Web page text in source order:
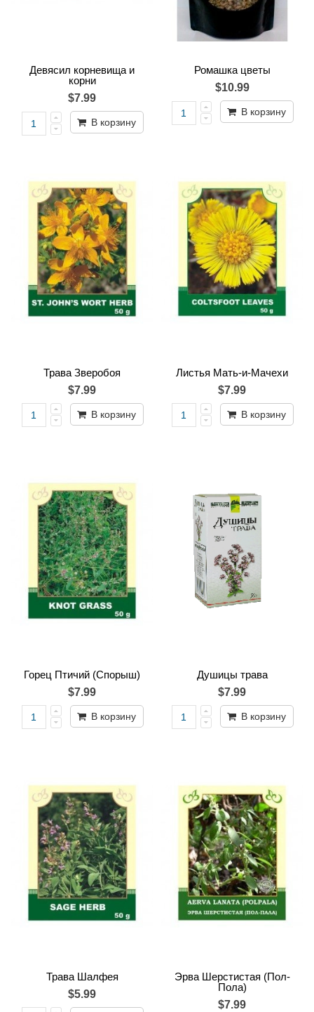
Девясил корневища и
корни
$7.99
В корзину
Ромашка цветы
$10.99
В корзину
Трава Зверобоя
$7.99
В корзину
Листья Мать-и-Мачехи
$7.99
В корзину
Горец Птичий (Спорыш)
$7.99
В корзину
Душицы трава
$7.99
В корзину
Трава Шалфея
$5.99
Эрва Шерстистая (Пол-
Пола)
$7.99